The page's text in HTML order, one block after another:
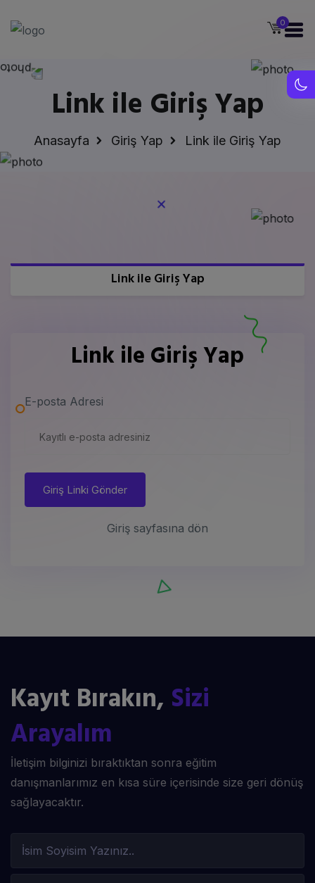
0
Link ile Giriş Yap
Anasayfa Giriş Yap Link ile Giriş Yap
Link ile Giriş Yap
Link ile Giriş Yap
E-posta Adresi
Giriş Linki Gönder
Giriş sayfasına dön
Kayıt Bırakın, Sizi
Arayalım
İletişim bilginizi bıraktıktan sonra eğitim
danışmanlarımız en kısa süre içerisinde size geri dönüş
sağlayacaktır.